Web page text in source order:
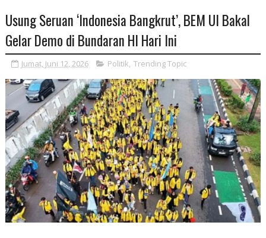
Usung Seruan ‘Indonesia Bangkrut’, BEM UI Bakal
Gelar Demo di Bundaran HI Hari Ini
Jumat, Juni 12, 2026 Politik, Trending Topic